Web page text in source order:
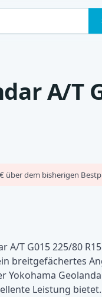
A/T
über dem bisherigen
T G015 225/80
breitgefächertes
Leistung